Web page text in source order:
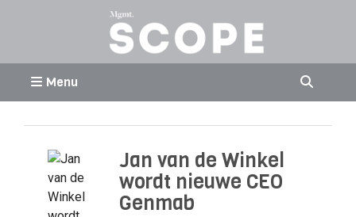
Menu
Jan van de Winkel
wordt nieuwe CEO
Genmab